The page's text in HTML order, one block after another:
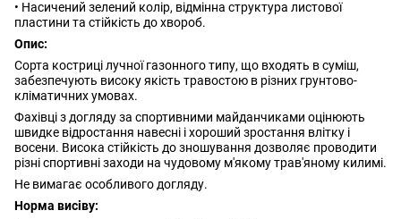
• Насичений зелений колір, відмінна структура листової
пластини та стійкість до хвороб.
Опис:
Сорта костриці лучної газонного типу, що входять в суміш,
забезпечують високу якість травостою в різних грунтово-
кліматичних умовах.
Фахівці з догляду за спортивними майданчиками оцінюють
швидке відростання навесні і хороший зростання влітку і
восени. Висока стійкість до зношування дозволяє проводити
різні спортивні заходи на чудовому м'якому трав'яному килимі.
Не вимагає особливого догляду.
Норма висіву: